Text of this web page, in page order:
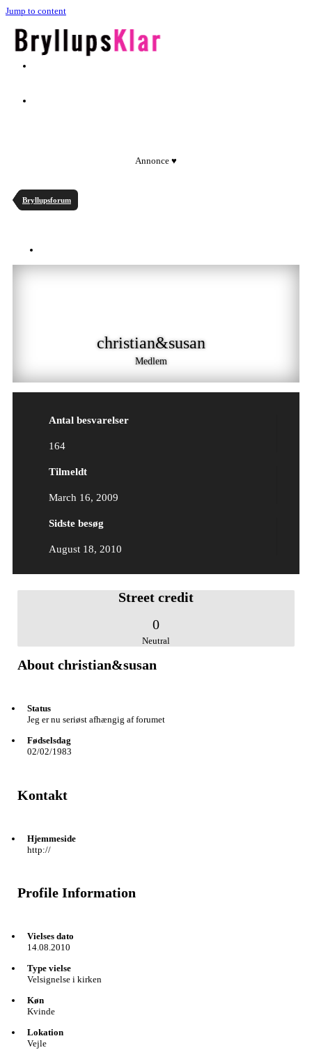
Jump to content
Annonce ♥
Bryllupsforum
christian&susan
Medlem
Antal besvarelser
164
Tilmeldt
March 16, 2009
Sidste besøg
August 18, 2010
Street credit
0
Neutral
About christian&susan
Status
Jeg er nu seriøst afhængig af forumet
Fødselsdag
02/02/1983
Kontakt
Hjemmeside
http://
Profile Information
Vielses dato
14.08.2010
Type vielse
Velsignelse i kirken
Køn
Kvinde
Lokation
Vejle